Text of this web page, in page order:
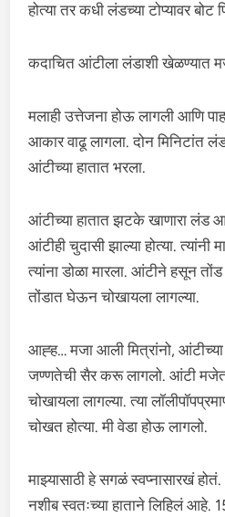
होत्या तर कधी लंडच्या टोप्यावर बोट
कदाचित आंटीला लंडाशी खेळण्यात
मलाही उत्तेजना होऊ लागली आणि
आकार वाढू लागला. दोन मिनिटांत
आंटीच्या हातात भरला.
आंटीच्या हातात झटके खाणारा लंड
आंटीही चुदासी झाल्या होत्या. त्यांनी
त्यांना डोळा मारला. आंटीने हसून
तोंडात घेऊन चोखायला लागल्या.
आह्ह… मजा आली मित्रांनो,
जण्णतेची सैर करू लागलो. आंटी
चोखायला लागल्या. त्या
चोखत होत्या. मी वेडा होऊ लागलो.
माझ्यासाठी हे सगळं स्वप्नासारखं
नशीब स्वतःच्या हाताने लिहिलं आहे.